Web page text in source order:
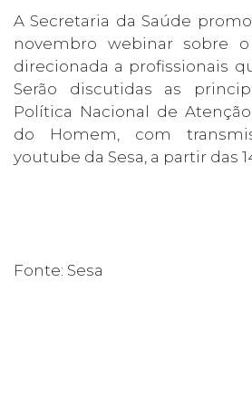
A Secretaria da Saúde
novembro webinar sobre
direcionada a profissionais
Serão discutidas as
Política Nacional de
do Homem, com
youtube da Sesa, a partir das
Fonte: Sesa